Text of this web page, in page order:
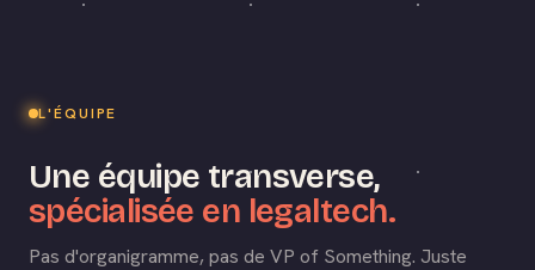
L'ÉQUIPE
Une équipe transverse,
spécialisée en legaltech.
Pas d'organigramme, pas de VP of Something. Juste